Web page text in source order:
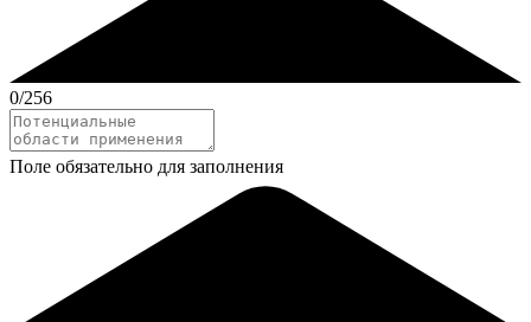
0/256
Поле обязательно для заполнения